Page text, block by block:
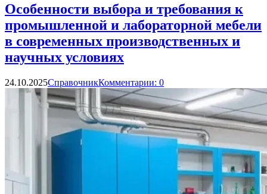
Особенности выбора и требования к
промышленной и лабораторной мебели
в современных производственных и
научных условиях
24.10.2025СправочникКомментарии: 0